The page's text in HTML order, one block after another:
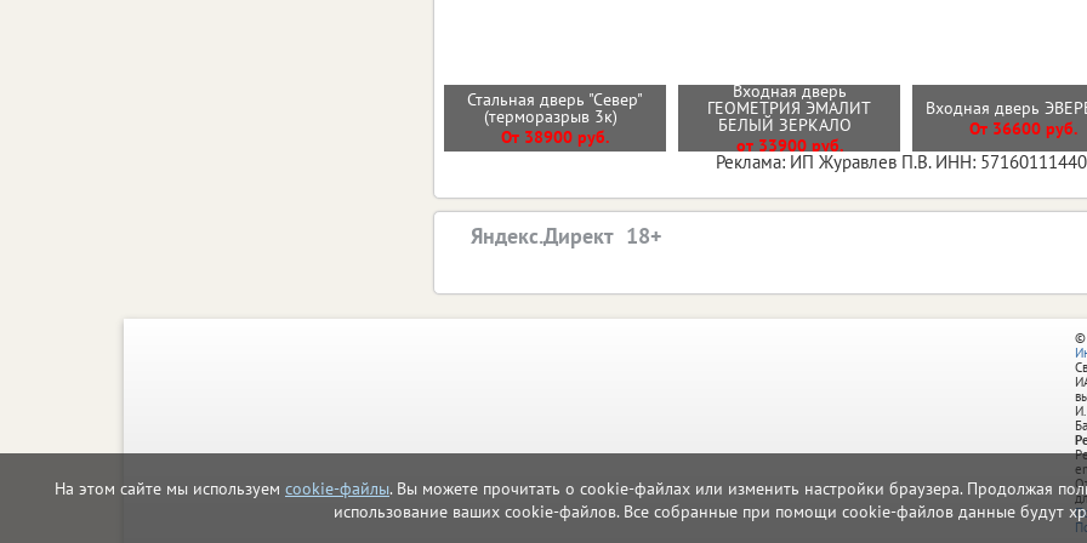
На этом сайте мы используем cookie-файлы. Вы можете прочитать о cookie-файлах или изменить настройки браузера. Продолжая
использование ваших cookie-файлов. Все собранные при помощи cookie-файлов данные будут
Стальная дверь "Север"
(терморазрыв 3к)
От 38900 руб.
Входная дверь
ГЕОМЕТРИЯ ЭМАЛИТ
БЕЛЫЙ ЗЕРКАЛО
от 33900 руб.
Входная дверь
От 36600 руб.
Реклама: ИП Журавлев П.В. ИНН:
Яндекс.Директ
©